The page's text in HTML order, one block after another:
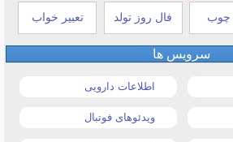
چوب فال روز تولد تعبیر خواب
سرویس ها
اطلاعات دارویی
ویدئوهای فوتبال